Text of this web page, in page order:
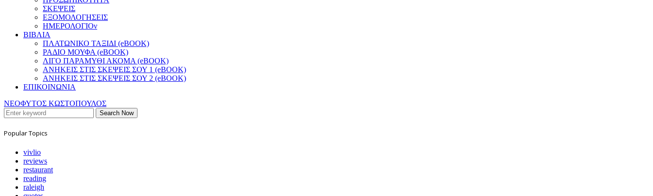
ΣΚΕΨΕΙΣ
ΕΞΟΜΟΛΟΓΗΣΕΙΣ
ΗΜΕΡΟΛΟΓΙΟν
ΒΙΒΛΙΑ
ΠΛΑΤΩΝΙΚΟ ΤΑΞΙΔΙ (eBOOK)
ΡΑΔΙΟ ΜΟΥΦΑ (eBOOK)
ΛΙΓΟ ΠΑΡΑΜΥΘΙ ΑΚΟΜΑ (eBOOK)
ΑΝΗΚΕΙΣ ΣΤΙΣ ΣΚΕΨΕΙΣ ΣΟΥ 1 (eBOOK)
ΑΝΗΚΕΙΣ ΣΤΙΣ ΣΚΕΨΕΙΣ ΣΟΥ 2 (eBOOK)
ΕΠΙΚΟΙΝΩΝΙΑ
ΝΕΟΦΥΤΟΣ ΚΩΣΤΟΠΟΥΛΟΣ
Search Now
Popular Topics
vivlio
reviews
restaurant
reading
raleigh